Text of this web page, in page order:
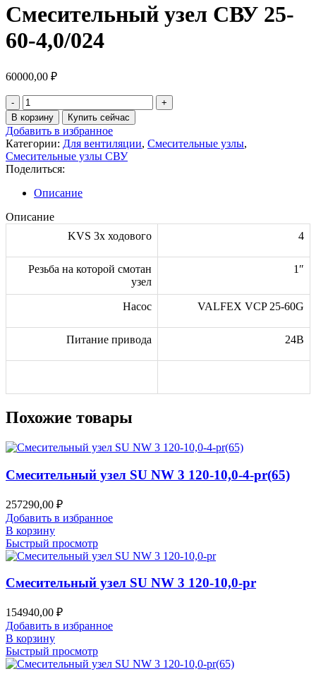
Смесительный узел СВУ 25-
60-4,0/024
60000,00 ₽
Количество
товара
Смесительный
узел
СВУ
25-
60-
4,0/024
В корзину Купить сейчас
Добавить в избранное
Категории: Для вентиляции, Смесительные узлы,
Смесительные узлы СВУ
Поделиться:
Описание
Описание
KVS 3х ходового
4
Резьба на которой смотан
узел
1″
Насос VALFEX VCP 25-60G
Питание привода 24В
Похожие товары
Смесительный узел SU NW 3 120-10,0-4-pr(65)
257290,00 ₽
Добавить в избранное
В корзину
Быстрый просмотр
Смесительный узел SU NW 3 120-10,0-pr
154940,00 ₽
Добавить в избранное
В корзину
Быстрый просмотр